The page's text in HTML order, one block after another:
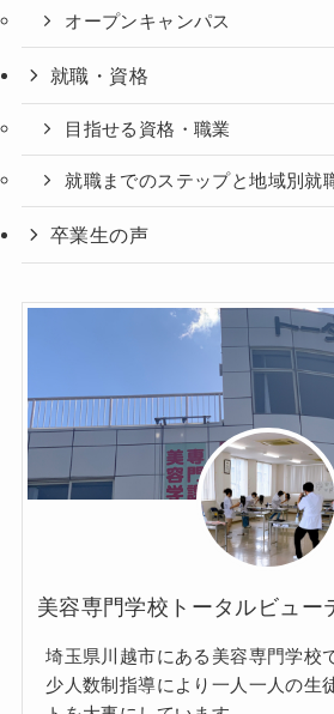
オープンキャンパス
就職・資格
目指せる資格・職業
就職までのステップと地域別就
卒業生の声
美容専門学校トータルビュー
埼玉県川越市にある美容専門学校
少人数制指導により一人一人の生